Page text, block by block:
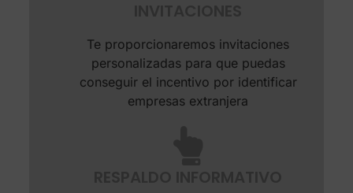
Te proporcionaremos invitaciones
personalizadas para que puedas
conseguir el incentivo por identificar
empresas extranjera